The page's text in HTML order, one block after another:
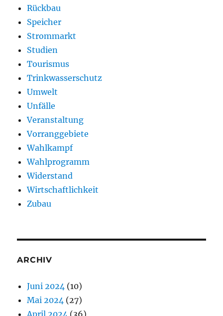
Rückbau
Speicher
Strommarkt
Studien
Tourismus
Trinkwasserschutz
Umwelt
Unfälle
Veranstaltung
Vorranggebiete
Wahlkampf
Wahlprogramm
Widerstand
Wirtschaftlichkeit
Zubau
ARCHIV
Juni 2024 (10)
Mai 2024 (27)